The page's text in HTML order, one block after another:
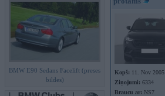
BMW E90 Sedans Facelift (preses
bildes)
Kopš: 11. Nov 2005
Ziņojumi: 6334
Braucu ar: NS7